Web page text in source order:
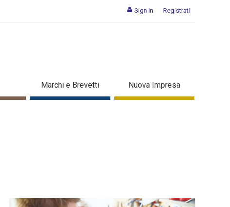
Sign In Registrati
Marchi e Brevetti Nuova Impresa